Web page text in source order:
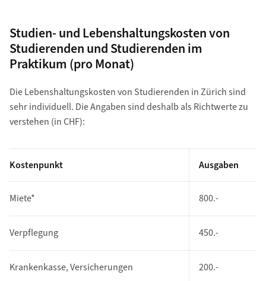
Studien- und Lebenshaltungskosten von
Studierenden und Studierenden im
Praktikum (pro Monat)
Die Lebenshaltungskosten von Studierenden in Zürich sind
sehr individuell. Die Angaben sind deshalb als Richtwerte zu
verstehen (in CHF):
Kostenpunkt Ausgaben
Miete* 800.-
Verpflegung 450.-
Krankenkasse, Versicherungen 200.-